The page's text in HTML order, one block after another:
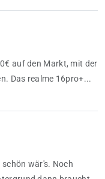
auf den Markt, mit der
Das realme 16pro+...
wär's. Noch